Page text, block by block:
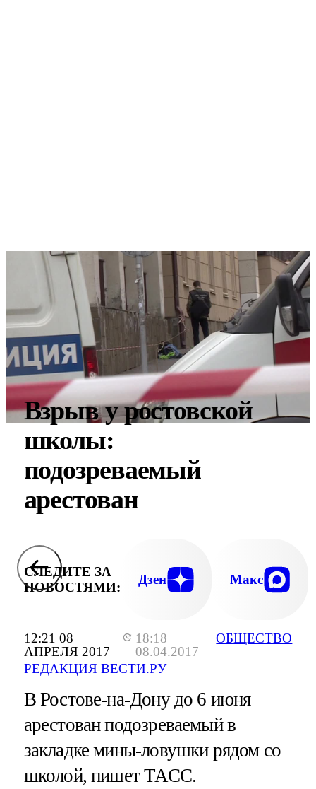
12:21 08
АПРЕЛЯ 2017
18:18
08.04.2017
РЕДАКЦИЯ ВЕСТИ.РУ
ОБЩЕСТВО
Взрыв у ростовской
школы:
подозреваемый
арестован
СЛЕДИТЕ ЗА
НОВОСТЯМИ:
Дзен Макс
В Ростове-на-Дону до 6 июня
арестован подозреваемый в
закладке мины-ловушки рядом со
школой, пишет ТАСС.